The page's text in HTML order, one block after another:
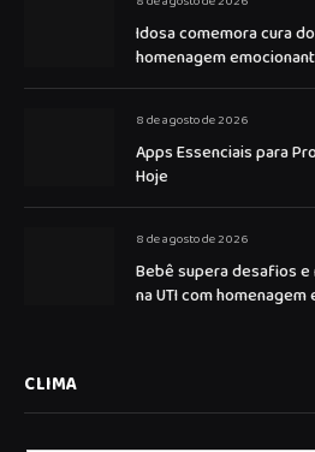
Idosa comemora cura
homenagem
8 de agosto de 2026
Apps Essenciais para
Hoje
8 de agosto de 2026
Bebê supera desafios
na UTI com
CLIMA